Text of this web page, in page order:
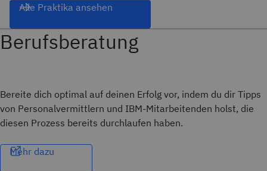
Alle Praktika ansehen
Berufsberatung
Bereite dich optimal auf deinen Erfolg vor, indem du dir Tipps
von Personalvermittlern und IBM-Mitarbeitenden holst, die
diesen Prozess bereits durchlaufen haben.
Mehr dazu